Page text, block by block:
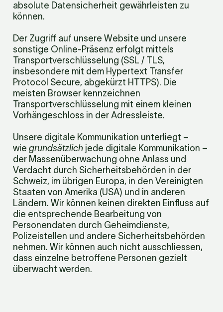
absolute Datensicherheit gewährleisten zu
können.
Der Zugriff auf unsere Website und unsere
sonstige Online-Präsenz erfolgt mittels
Transportverschlüsselung (SSL / TLS,
insbesondere mit dem Hypertext Transfer
Protocol Secure, abgekürzt HTTPS). Die
meisten Browser kennzeichnen
Transportverschlüsselung mit einem kleinen
Vorhängeschloss in der Adressleiste.
Unsere digitale Kommunikation unterliegt –
wie grundsätzlich jede digitale Kommunikation –
der Massenüberwachung ohne Anlass und
Verdacht durch Sicherheitsbehörden in der
Schweiz, im übrigen Europa, in den Vereinigten
Staaten von Amerika (USA) und in anderen
Ländern. Wir können keinen direkten Einfluss auf
die entsprechende Bearbeitung von
Personendaten durch Geheimdienste,
Polizeistellen und andere Sicherheitsbehörden
nehmen. Wir können auch nicht ausschliessen,
dass einzelne betroffene Personen gezielt
überwacht werden.